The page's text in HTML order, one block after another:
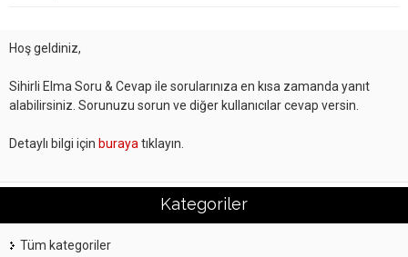
Hoş geldiniz,
Sihirli Elma Soru & Cevap ile sorularınıza en kısa zamanda yanıt
alabilirsiniz. Sorunuzu sorun ve diğer kullanıcılar cevap versin.
Detaylı bilgi için buraya tıklayın.
Kategoriler
Tüm kategoriler